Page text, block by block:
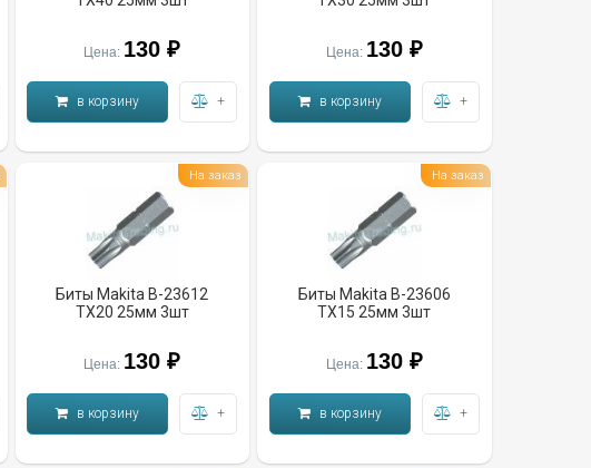
Цена: 130 ₽
в корзину +
Цена: 130 ₽
в корзину +
Биты Makita B-23612
TX20 25мм 3шт
Цена: 130 ₽
в корзину +
На заказ
Биты Makita B-23606
TX15 25мм 3шт
Цена: 130 ₽
в корзину +
На заказ